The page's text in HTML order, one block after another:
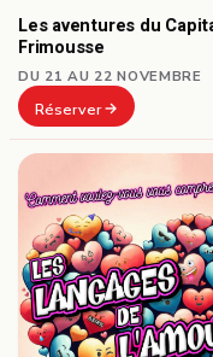
Les aventures du
Frimousse
DU 21 AU 22 NOVEMBRE
Réserver